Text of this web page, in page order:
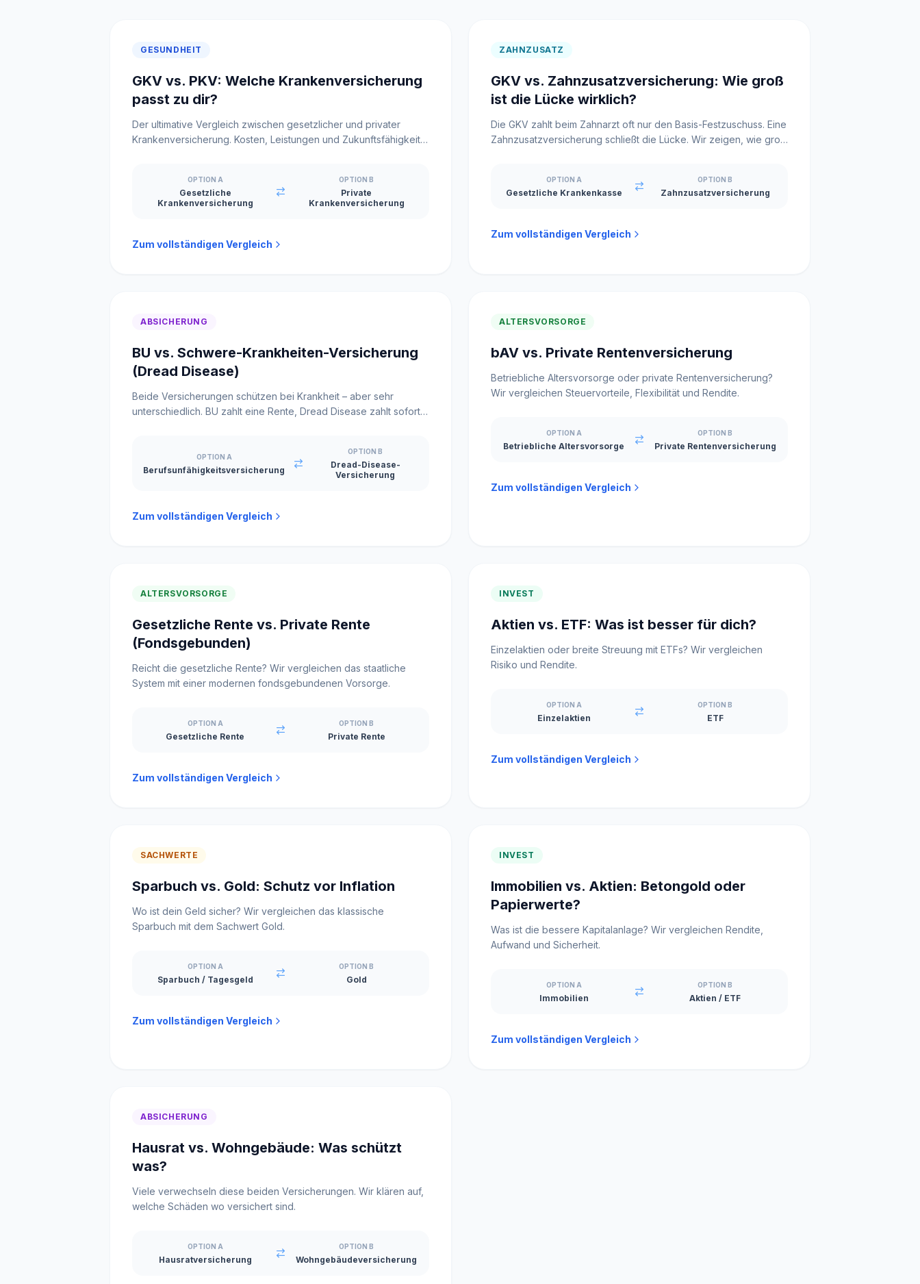
GESUNDHEIT
GKV vs. PKV: Welche Krankenversicherung
passt zu dir?
Der ultimative Vergleich zwischen gesetzlicher und privater
Krankenversicherung. Kosten, Leistungen und Zukunftsfähigkeit
OPTION A
Gesetzliche
Krankenversicherung
OPTION B
Private
Krankenversicherung
Zum vollständigen Vergleich
ZAHNZUSATZ
GKV vs. Zahnzusatzversicherung: Wie groß
ist die Lücke wirklich?
Die GKV zahlt beim Zahnarzt oft nur den Basis-Festzuschuss. Eine
Zahnzusatzversicherung schließt die Lücke. Wir zeigen, wie groß
OPTION A
Gesetzliche Krankenkasse
OPTION B
Zahnzusatzversicherung
Zum vollständigen Vergleich
ABSICHERUNG
BU vs. Schwere-Krankheiten-Versicherung
(Dread Disease)
Beide Versicherungen schützen bei Krankheit – aber sehr
unterschiedlich. BU zahlt eine Rente, Dread Disease zahlt sofort
OPTION A
Berufsunfähigkeitsversicherung
OPTION B
Dread-Disease-
Versicherung
Zum vollständigen Vergleich
ALTERSVORSORGE
bAV vs. Private Rentenversicherung
Betriebliche Altersvorsorge oder private Rentenversicherung?
Wir vergleichen Steuervorteile, Flexibilität und Rendite.
OPTION A
Betriebliche Altersvorsorge
OPTION B
Private Rentenversicherung
Zum vollständigen Vergleich
ALTERSVORSORGE
Gesetzliche Rente vs. Private Rente
(Fondsgebunden)
Reicht die gesetzliche Rente? Wir vergleichen das staatliche
System mit einer modernen fondsgebundenen Vorsorge.
OPTION A
Gesetzliche Rente
OPTION B
Private Rente
Zum vollständigen Vergleich
INVEST
Aktien vs. ETF: Was ist besser für dich?
Einzelaktien oder breite Streuung mit ETFs? Wir vergleichen
Risiko und Rendite.
OPTION A
Einzelaktien
OPTION B
ETF
Zum vollständigen Vergleich
SACHWERTE
Sparbuch vs. Gold: Schutz vor Inflation
Wo ist dein Geld sicher? Wir vergleichen das klassische
Sparbuch mit dem Sachwert Gold.
OPTION A
Sparbuch / Tagesgeld
OPTION B
Gold
Zum vollständigen Vergleich
INVEST
Immobilien vs. Aktien: Betongold oder
Papierwerte?
Was ist die bessere Kapitalanlage? Wir vergleichen Rendite,
Aufwand und Sicherheit.
OPTION A
Immobilien
OPTION B
Aktien / ETF
Zum vollständigen Vergleich
ABSICHERUNG
Hausrat vs. Wohngebäude: Was schützt
was?
Viele verwechseln diese beiden Versicherungen. Wir klären auf,
welche Schäden wo versichert sind.
OPTION A
Hausratversicherung
OPTION B
Wohngebäudeversicherung